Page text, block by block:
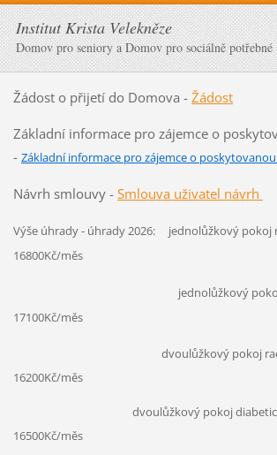
Institut Krista Velekněze
Domov pro seniory a Domov pro sociálně potřebné
Žádost o přijetí do Domova - Žádost
Základní informace pro zájemce o
- Základní informace pro zájemce o
Návrh smlouvy - Smlouva uživatel návrh
Výše úhrady - úhrady 2026:
jednolůžkový pokoj
16800Kč/měs
jednolůžkový
17100Kč/měs
dvoulůžkový pokoj
16200Kč/měs
dvoulůžkovýpokoj
16500Kč/měs